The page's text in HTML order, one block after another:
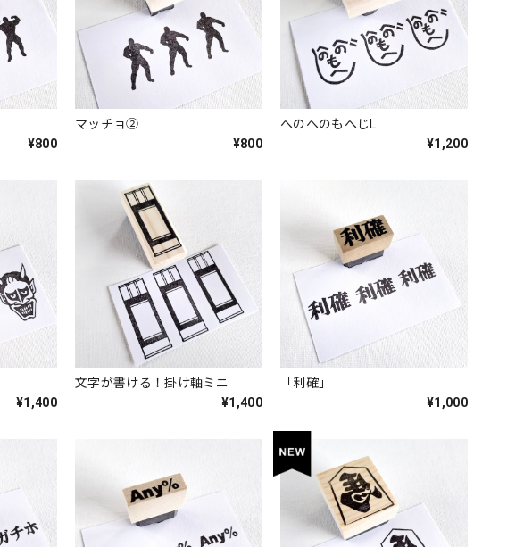
¥800
マッチョ②
¥800
へのへのもへじL
¥1,200
¥1,400
文字が書ける！掛け軸ミニ
¥1,400
「利確」
¥1,000